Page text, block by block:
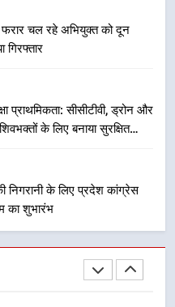
फरार चल रहे अभियुक्त को दून
गिरफ्तार
प्राथमिकता: सीसीटीवी, ड्रोन और
के लिए बनाया सुरक्षित
निगरानी के लिए प्रदेश कांग्रेस
का शुभारंभ
राजस्थान के मुख्यमंत्री से
भेंट पर्यटन और सांस्कृतिक
भारी वर्षा की चेतावनी के बीच
मंजूरी, देहरादून-मसूरी के
को मिलेगी रफ्तार